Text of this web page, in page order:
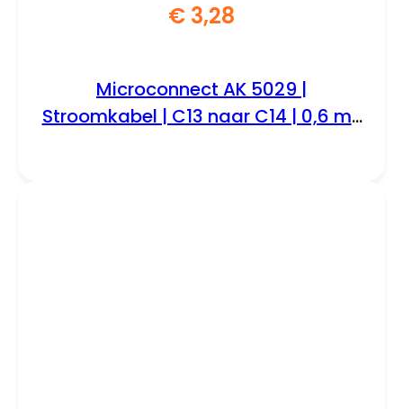
€ 3,28
Microconnect AK 5029 |
Stroomkabel | C13 naar C14 | 0,6 m |